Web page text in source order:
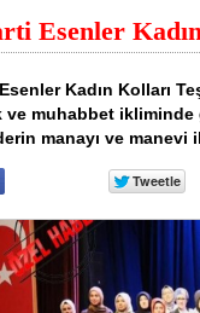
Esenler
Kadın Kolları
ve muhabbet ikliminde
derin manayı ve